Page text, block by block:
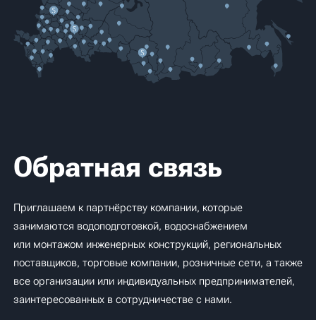
Обратная связь
Приглашаем к партнёрству компании, которые
занимаются водоподготовкой, водоснабжением
или монтажом инженерных конструкций, региональных
поставщиков, торговые компании, розничные сети, а также
все организации или индивидуальных предпринимателей,
заинтересованных в сотрудничестве с нами.